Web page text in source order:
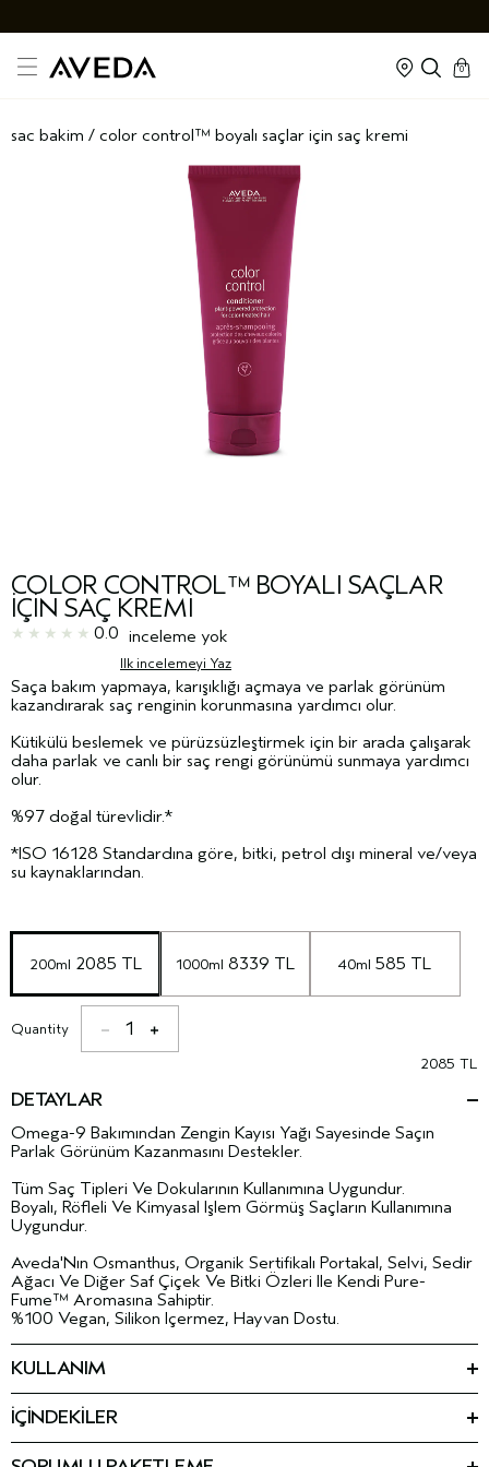
cart
0
sac bakim / color control™ boyali saçlar i̇çi̇n saç kremi̇
COLOR CONTROL™ BOYALI SAÇLAR
İÇİN SAÇ KREMİ
0.0 inceleme yok
Ilk incelemeyi Yaz
Saça bakım yapmaya, karışıklığı açmaya ve parlak görünüm
kazandırarak saç renginin korunmasına yardımcı olur.
Kütikülü beslemek ve pürüzsüzleştirmek için bir arada çalışarak
daha parlak ve canlı bir saç rengi görünümü sunmaya yardımcı
olur.
%97 doğal türevlidir.*
*ISO 16128 Standardına göre, bitki, petrol dışı mineral ve/veya
su kaynaklarından.
200ml 2085 TL 1000ml 8339 TL 40ml 585 TL
Quantity 1
2085 TL
DETAYLAR
Omega-9 Bakımından Zengin Kayısı Yağı Sayesinde Saçın
Parlak Görünüm Kazanmasını Destekler.
Tüm Saç Tipleri Ve Dokularının Kullanımına Uygundur.
Boyalı, Röfleli Ve Kimyasal Işlem Görmüş Saçların Kullanımına
Uygundur.
Aveda'Nın Osmanthus, Organik Sertifikalı Portakal, Selvi, Sedir
Ağacı Ve Diğer Saf Çiçek Ve Bitki Özleri Ile Kendi Pure-
Fume™ Aromasına Sahiptir.
%100 Vegan, Silikon Içermez, Hayvan Dostu.
KULLANIM
2. Islak saça kökten uca masaj yapın.
3. Durulayın.
En iyi sonuçlar için, size özel hazırlanmış Aveda %100 vegan
İÇİNDEKİLER